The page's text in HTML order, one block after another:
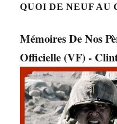
QUOI DE NEUF AU
Mémoires De Nos
Officielle (VF) -